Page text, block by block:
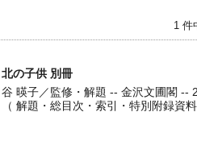
1 件
北の子供 別冊
谷 暎子／監修・解題 -- 金沢文圃閣 --
（ 解題・総目次・索引・特別附録資料